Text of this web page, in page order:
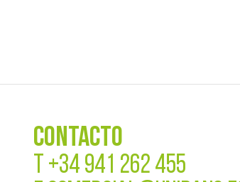
CONTACTO
T +34 941 262 455